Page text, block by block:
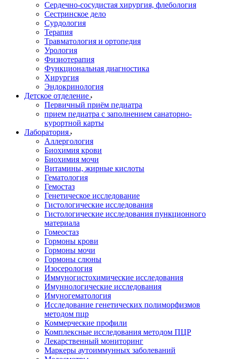
Сердечно-сосудистая хирургия, флебология
Сестринское дело
Сурдология
Терапия
Травматология и ортопедия
Урология
Физиотерапия
Функциональная диагностика
Хирургия
Эндокринология
Детское отделение
Первичный приём педиатра
прием педиатра с заполнением санаторно-
курортной карты
Лаборатория
Аллергология
Биохимия крови
Биохимия мочи
Витамины, жирные кислоты
Гематология
Гемостаз
Генетическое исследование
Гистологические исследования
Гистологические исследования пункционного
материала
Гомеостаз
Гормоны крови
Гормоны мочи
Гормоны слюны
Изосерология
Иммуногистохимические исследования
Имуннологические исследования
Имуногематология
Исследование генетических полиморфизмов
методом пцр
Коммерческие профили
Комплексные исследования методом ПЦР
Лекарственный мониторинг
Маркеры аутоиммунных заболеваний